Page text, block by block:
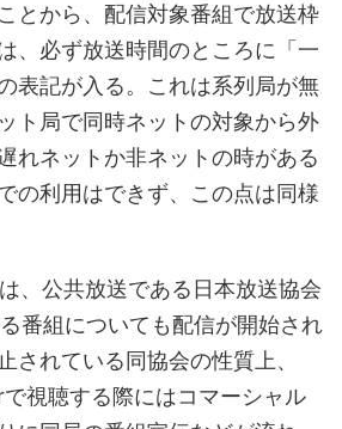
とから、配信対象番組で放送枠
、必ず放送時間のところに「一
表記が入る。これは系列局が無
ト局で同時ネットの対象から外
れネットか非ネットの時がある
の利用はできず、この点は同様
、公共放送である日本放送協会
番組についても配信が開始され
されている同協会の性質上、
視聴する際にはコマーシャル